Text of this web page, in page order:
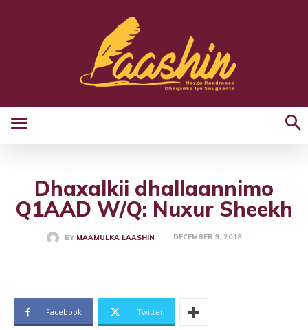
Dhaxalkii dhallaannimo
Q1AAD W/Q: Nuxur Sheekh
BY MAAMULKA LAASHIN DECEMBER 9, 2018
Facebook Twitter